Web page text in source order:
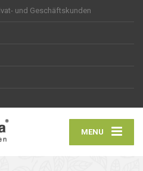
und Geschäftskunden
MENU